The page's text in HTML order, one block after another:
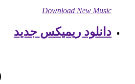
Download New Music
دانلود ریمیکس جدید